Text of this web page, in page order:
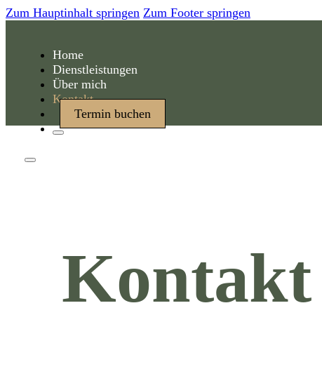
Zum Hauptinhalt springen Zum Footer springen
Home
Dienstleistungen
Über mich
Kontakt
Termin buchen
Kontakt